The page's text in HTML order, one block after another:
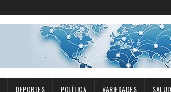
DEPORTES POLÍTICA VARIEDADES SALUD